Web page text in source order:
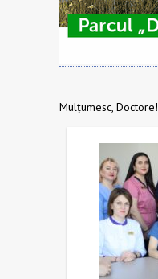
Mulțumesc, Doctore!